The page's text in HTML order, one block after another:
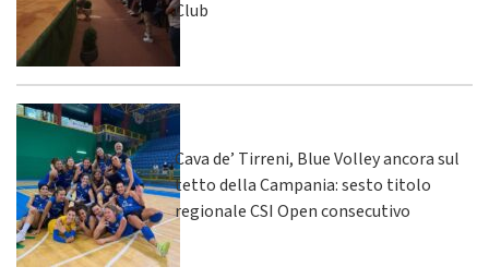
Club
Cava de’ Tirreni, Blue Volley ancora sul
tetto della Campania: sesto titolo
regionale CSI Open consecutivo